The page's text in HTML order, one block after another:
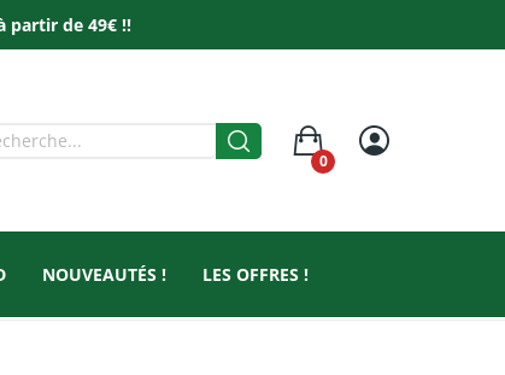
partir de 49€ !!
0
NOUVEAUTÉS ! LES OFFRES !